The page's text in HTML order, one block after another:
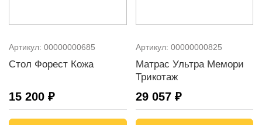
Артикул: 00000000685
Стол Форест Кожа
15 200 ₽
Артикул: 00000000825
Матрас Ультра Мемори
Трикотаж
29 057 ₽